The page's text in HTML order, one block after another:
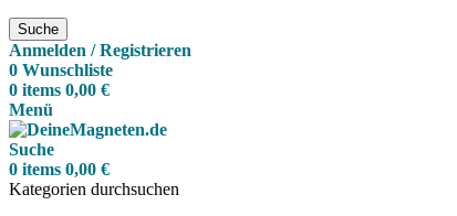
Suche
Anmelden / Registrieren
0 Wunschliste
0 items 0,00 €
Menü
Suche
0 items 0,00 €
Kategorien durchsuchen